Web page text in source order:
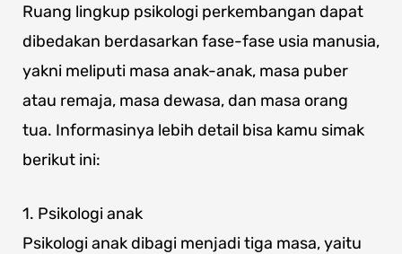
Ruang lingkup psikologi perkembangan dapat
dibedakan berdasarkan fase-fase usia manusia,
yakni meliputi masa anak-anak, masa puber
atau remaja, masa dewasa, dan masa orang
tua. Informasinya lebih detail bisa kamu simak
berikut ini:
1. Psikologi anak
Psikologi anak dibagi menjadi tiga masa, yaitu